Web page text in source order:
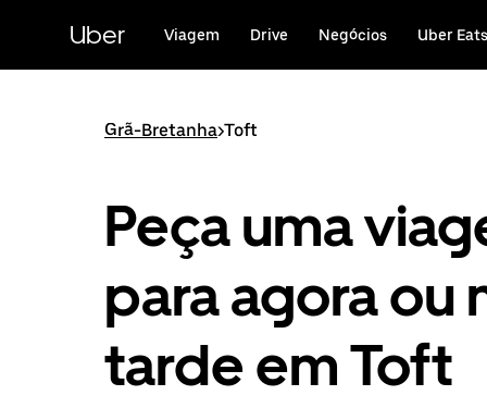
conteúdo
Uber Viagem Drive Negócios Uber Eats
Grã-Bretanha>Toft
Peça uma
para agora ou
tarde em Toft